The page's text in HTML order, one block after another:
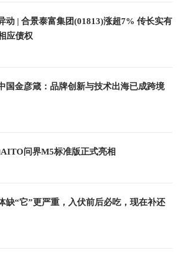
动 | 合景泰富集团(01813)涨超7% 传长实有
应债权
国金彦箴：品牌创新与技术出海已成跨境
问界M5标准版正式亮相
缺“它”更严重，入伏前后必吃，现在补还